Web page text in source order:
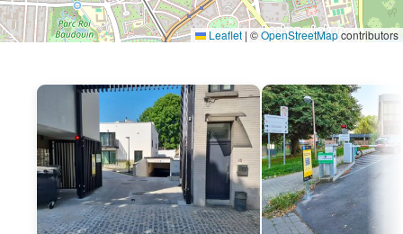
P
P
P
P
P
P
Leaflet | ©OpenStreetMapcontributors